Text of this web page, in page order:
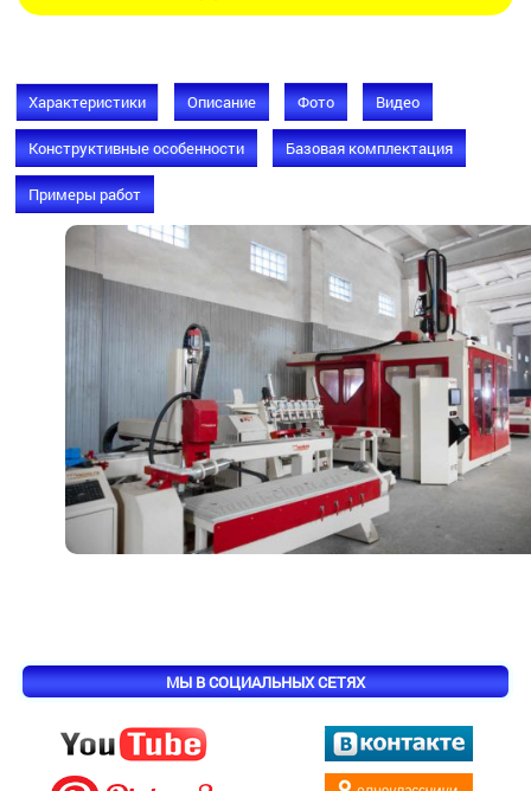
Характеристики Описание Фото Видео
Конструктивные особенности Базовая комплектация
Примеры работ
МЫ В СОЦИАЛЬНЫХ СЕТЯХ